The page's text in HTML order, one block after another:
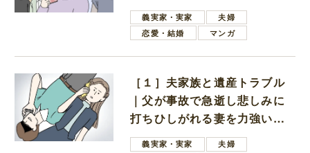
母義実家・実家
夫婦
恋愛・結婚
マンガ
［１］夫家族と遺産トラブル
｜父が事故で急逝し悲しみに
打ちひしがれる妻を力強い言
葉で励ます夫
義実家・実家
夫婦